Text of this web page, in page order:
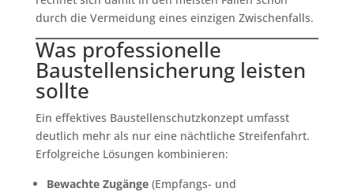
durch die Vermeidung eines einzigen Zwischenfalls.
Was professionelle
Baustellensicherung leisten
sollte
Ein effektives Baustellenschutzkonzept umfasst
deutlich mehr als nur eine nächtliche Streifenfahrt.
Erfolgreiche Lösungen kombinieren:
Bewachte Zugänge(Empfangs- und